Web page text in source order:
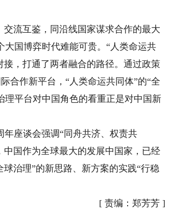
流互鉴，同沿线国家谋求合作的最大
国博弈时代难能可贵。“人类命运共
接，打通了两者融合的路径。通过政策
合作新平台，“人类命运共同体”的“全
理平台对中国角色的看重正是对中国新
座谈会强调“同舟共济、权责共
国作为全球最大的发展中国家，已经
治理”的新思路、新方案的实践“行稳
[ 责编：郑芳芳]